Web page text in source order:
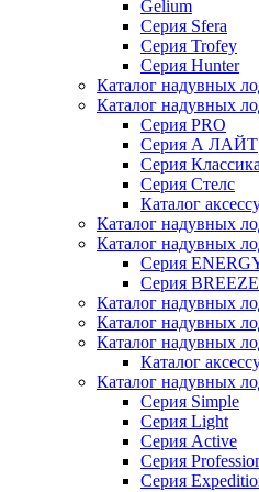
Gelium
Серия Sfera
Серия Trofey
Серия Hunter
Каталог надувных
Каталог надувных
Серия PRO
Серия А ЛАЙТ
Серия Классика
Серия Стелс
Каталог
Каталог надувных
Каталог надувных
Серия
Серия BREEZE
Каталог надувных
Каталог надувных
Каталог надувных
Каталог
Каталог надувных
Серия Simple
Серия Light
Серия Active
Серия
Серия